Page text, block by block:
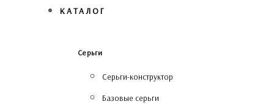
КАТАЛОГ
Серьги
Серьги-конструктор
Базовые серьги